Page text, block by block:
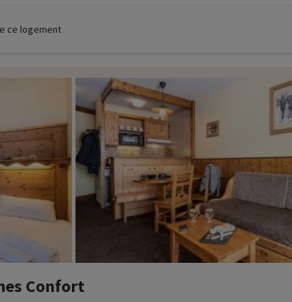
ce logement
Confort